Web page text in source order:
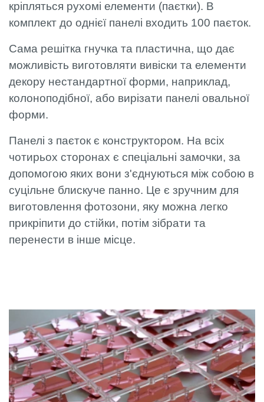
кріпляться рухомі елементи (паєтки). В
комплект до однієї панелі входить 100 паєток.
Сама решітка гнучка та пластична, що дає
можливість виготовляти вивіски та елементи
декору нестандартної форми, наприклад,
колоноподібної, або вирізати панелі овальної
форми.
Панелі з паєток є конструктором. На всіх
чотирьох сторонах є спеціальні замочки, за
допомогою яких вони з'єднуються між собою в
суцільне блискуче панно. Це є зручним для
виготовлення фотозони, яку можна легко
прикріпити до стійки, потім зібрати та
перенести в інше місце.